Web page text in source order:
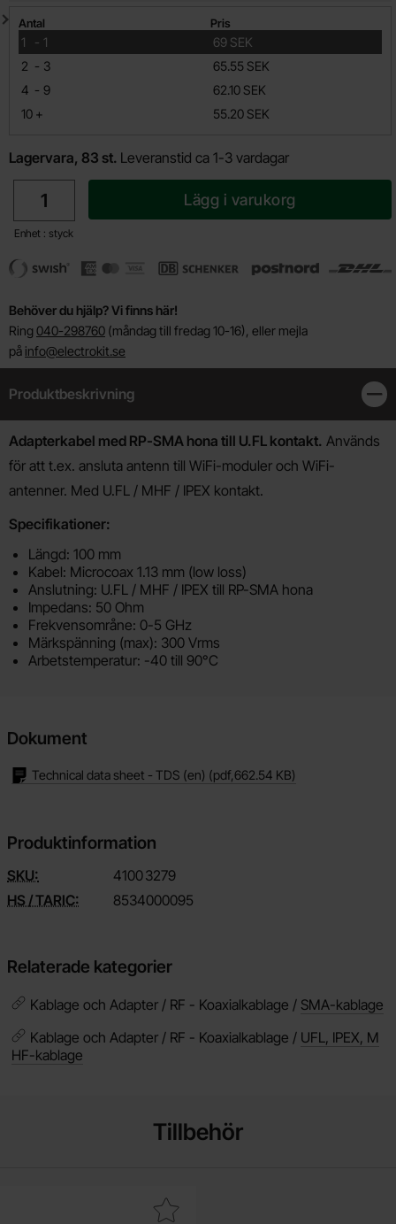
Mängdrabatt
Antal Pris
1 -
till 1
69 SEK
2 -
till 3
65.55 SEK
4 -
till 9
62.10 SEK
10 +
till 55.20 SEK
Lagervara, 83 st. Leveranstid ca 1-3 vardagar
Enhet : styck
Lägg i varukorg
Behöver du hjälp? Vi finns här!
Ring 040-298760 (måndag till fredag 10-16), eller mejla
på info@electrokit.se
Produktbeskrivning
Produktbeskrivning
Adapterkabel med RP-SMA hona till U.FL kontakt. Används
för att t.ex. ansluta antenn till WiFi-moduler och WiFi-
antenner. Med U.FL / MHF / IPEX kontakt.
Specifikationer:
Längd: 100 mm
Kabel: Microcoax 1.13 mm (low loss)
Anslutning: U.FL / MHF / IPEX till RP-SMA hona
Impedans: 50 Ohm
Frekvensområne: 0-5 GHz
Märkspänning (max): 300 Vrms
Arbetstemperatur: -40 till 90°C
Dokument
Technical data sheet - TDS (en) (pdf,662.54 KB)
Produktinformation
SKU: 41003279
HS / TARIC:
8534000095
Relaterade kategorier
Kablage och Adapter / RF - Koaxialkablage / SMA-kablage
Kablage och Adapter / RF - Koaxialkablage / UFL, IPEX, M
HF-kablage
Tillbehör
Makera kontakt uFL hane SMD som favorit